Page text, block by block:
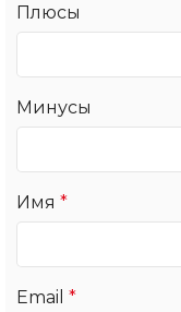
Плюсы
Минусы
Имя *
Email *